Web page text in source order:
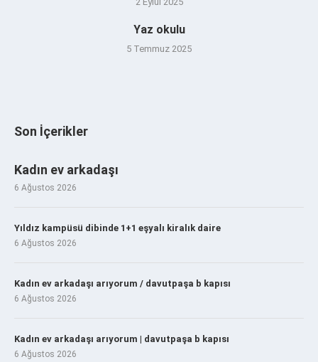
Yaz okulu
5 Temmuz 2025
Son İçerikler
Kadın ev arkadaşı
6 Ağustos 2026
Yıldız kampüsü dibinde 1+1 eşyalı kiralık daire
6 Ağustos 2026
Kadın ev arkadaşı arıyorum / davutpaşa b kapısı
6 Ağustos 2026
Kadın ev arkadaşı arıyorum | davutpaşa b kapısı
6 Ağustos 2026